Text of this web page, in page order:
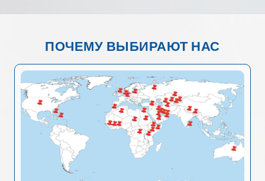
ПОЧЕМУ ВЫБИРАЮТ НАС